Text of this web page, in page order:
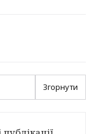
Згорнути